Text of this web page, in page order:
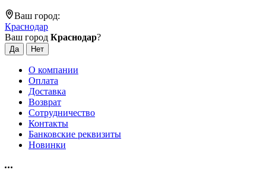
Ваш город:
Краснодар
Ваш город Краснодар?
О компании
Оплата
Доставка
Возврат
Сотрудничество
Контакты
Банковские реквизиты
Новинки